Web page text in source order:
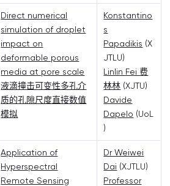
Direct numerical
simulation of droplet
impact on
deformable porous
media at pore scale
液滴撞击可变性多孔介
质的孔隙尺度直接数值
模拟
Konstantino
s
Papadikis (X
JTLU)
Linlin Fei 费
林林 (XJTU)
Davide
Dapelo (UoL
)
Application of
Hyperspectral
Remote Sensing
Dr Weiwei
Dai (XJTLU)
Professor